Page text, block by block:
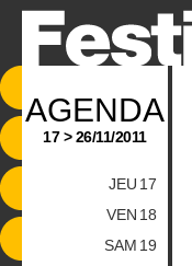
AGENDA
17 > 26/11/2011
JEU 17
VEN 18
SAM 19